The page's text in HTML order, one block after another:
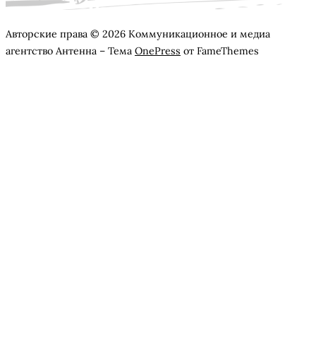
Авторские права © 2026 Коммуникационное и медиа
агентство Антенна – Тема OnePress от FameThemes